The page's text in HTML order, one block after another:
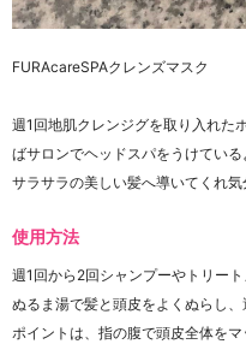
FURAcareSPAクレンズマスク
週1回地肌クレンジグを取り入れた
ばサロンでヘッドスパをうけてい
サラサラの美しい髪へ導いてくれ
使用方法
週1回から2回シャンプーやトリート
ぬるま湯で髪と頭皮をよくぬらし
ポイントは、指の腹で頭皮全体を